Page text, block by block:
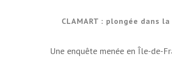
CLAMART : plongée dans
Une enquête menée en Île-de-